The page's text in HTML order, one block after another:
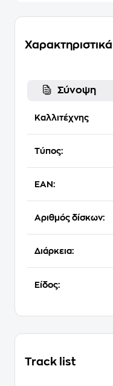
Χαρακτηριστικά
Σύνοψη
Καλλιτέχνης
Τύπος:
EAN:
Αριθμός δίσκων:
Διάρκεια:
Είδος:
Track list